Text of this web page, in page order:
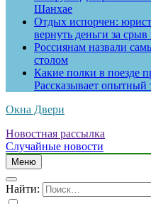
Шанхае
Отдых испорчен:
вернуть деньги за
Россиянам назвали
столом
Какие полки в поезде
Рассказывает опытный
Окна Двери
Новостная рассылка
Случайные новости
Меню
Найти: